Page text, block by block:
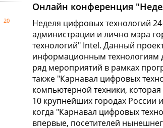
20
Онлайн конференция
Неделя цифровых технологий
администрации и лично мэра
технологий" Intel. Данный
информационным технологиям
ряд мероприятий в рамках
также "Карнавал цифровых
компьютерной техники, которая
10 крупнейших городах
когда "Карнавал цифровых
впервые, посетителей